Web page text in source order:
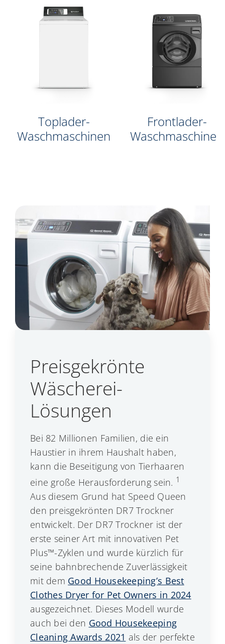
Toplader-
Waschmaschinen
Frontlader-
Waschmaschinen
Preisgekrönte
Wäscherei-
Lösungen
Bei 82 Millionen Familien, die ein
Haustier in ihrem Haushalt haben,
kann die Beseitigung von Tierhaaren
eine große Herausforderung sein. 1
Aus diesem Grund hat Speed Queen
den preisgekrönten DR7 Trockner
entwickelt. Der DR7 Trockner ist der
erste seiner Art mit innovativen Pet
Plus™-Zyklen und wurde kürzlich für
seine bahnbrechende Zuverlässigkeit
mit dem Good Housekeeping’s Best
Clothes Dryer for Pet Owners in 2024
ausgezeichnet. Dieses Modell wurde
auch bei den Good Housekeeping
Cleaning Awards 2021 als der perfekte